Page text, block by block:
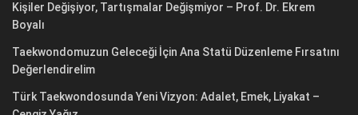
Kişiler Değişiyor, Tartışmalar Değişmiyor – Prof. Dr. Ekrem
Boyalı
Taekwondomuzun Geleceği İçin Ana Statü Düzenleme Fırsatını
Değerlendirelim
Türk Taekwondosunda Yeni Vizyon: Adalet, Emek, Liyakat –